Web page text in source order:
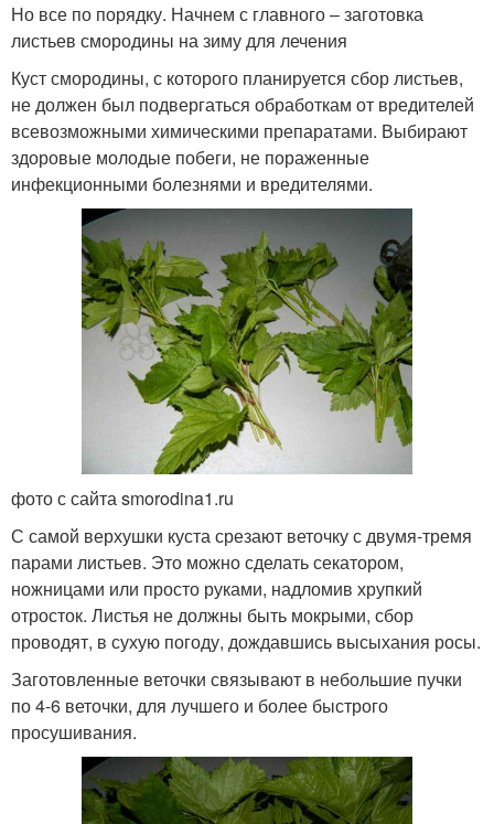
Но все по порядку. Начнем с главного – заготовка
листьев смородины на зиму для лечения
Куст смородины, с которого планируется сбор листьев,
не должен был подвергаться обработкам от вредителей
всевозможными химическими препаратами. Выбирают
здоровые молодые побеги, не пораженные
инфекционными болезнями и вредителями.
фото с сайта smorodina1.ru
С самой верхушки куста срезают веточку с двумя-тремя
парами листьев. Это можно сделать секатором,
ножницами или просто руками, надломив хрупкий
отросток. Листья не должны быть мокрыми, сбор
проводят, в сухую погоду, дождавшись высыхания росы.
Заготовленные веточки связывают в небольшие пучки
по 4-6 веточки, для лучшего и более быстрого
просушивания.